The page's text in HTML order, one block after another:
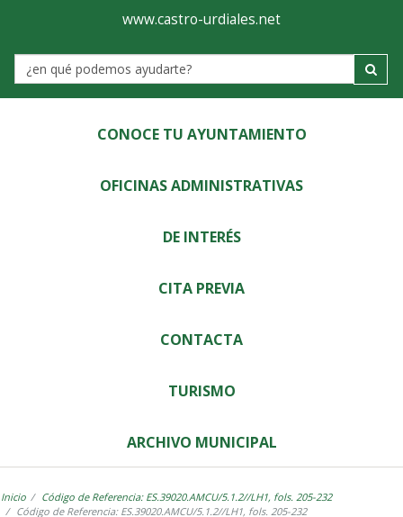
Ayuntamiento
de
Castro-
Urdiales
www.castro-urdiales.net
Label
CONOCE TU AYUNTAMIENTO
OFICINAS ADMINISTRATIVAS
DE INTERÉS
CITA PREVIA
CONTACTA
TURISMO
ARCHIVO MUNICIPAL
Inicio
Código de Referencia: ES.39020.AMCU/5.1.2//LH1, fols. 205-232
Código de Referencia: ES.39020.AMCU/5.1.2//LH1, fols. 205-232